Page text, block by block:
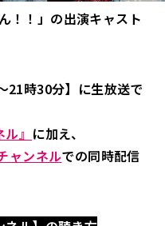
！！」の出演キャスト
21時30分】に生放送で
』 に加え、
ャンネルでの同時配信